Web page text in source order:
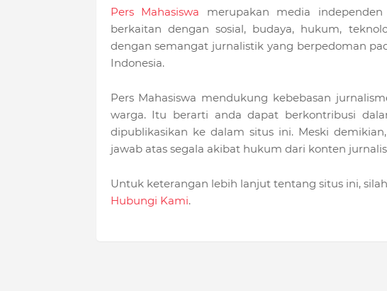
Pers Mahasiswa merupakan media
berkaitan dengan sosial, budaya, hukum,
dengan semangat jurnalistik yang berpedoman
Indonesia.
Pers Mahasiswa mendukung kebebasan
warga. Itu berarti anda dapat berkontribusi
dipublikasikan ke dalam situs ini. Meski
jawab atas segala akibat hukum dari konten
Untuk keterangan lebih lanjut tentang situs ini,
Hubungi Kami.